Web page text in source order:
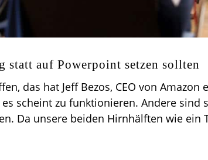
statt auf Powerpoint setzen sollten
das hat Jeff Bezos, CEO von Amazon
scheint zu funktionieren. Andere sind
Da unsere beiden Hirnhälften wie ein